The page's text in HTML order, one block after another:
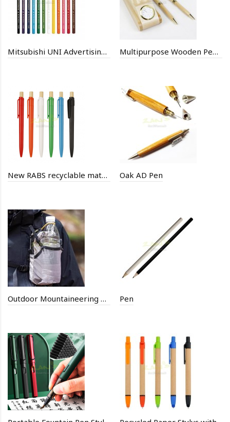
Mitsubishi UNI Advertising Pen Multipurpose Wooden Pen and Pencil Stand with Quartz Clock
New RABS recyclable material GRS environmentally friendly bamboo, wood, plastic promotion ballpoint pen Oak AD Pen
Outdoor Mountaineering Waterproof Kettle Storage Expansion Kit Pen